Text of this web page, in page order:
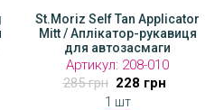
St.Moriz Self Tan Applicator
Mitt / Аплікатор-рукавиця
для автозасмаги
Артикул: 208-010
285 грн 228 грн
1 шт